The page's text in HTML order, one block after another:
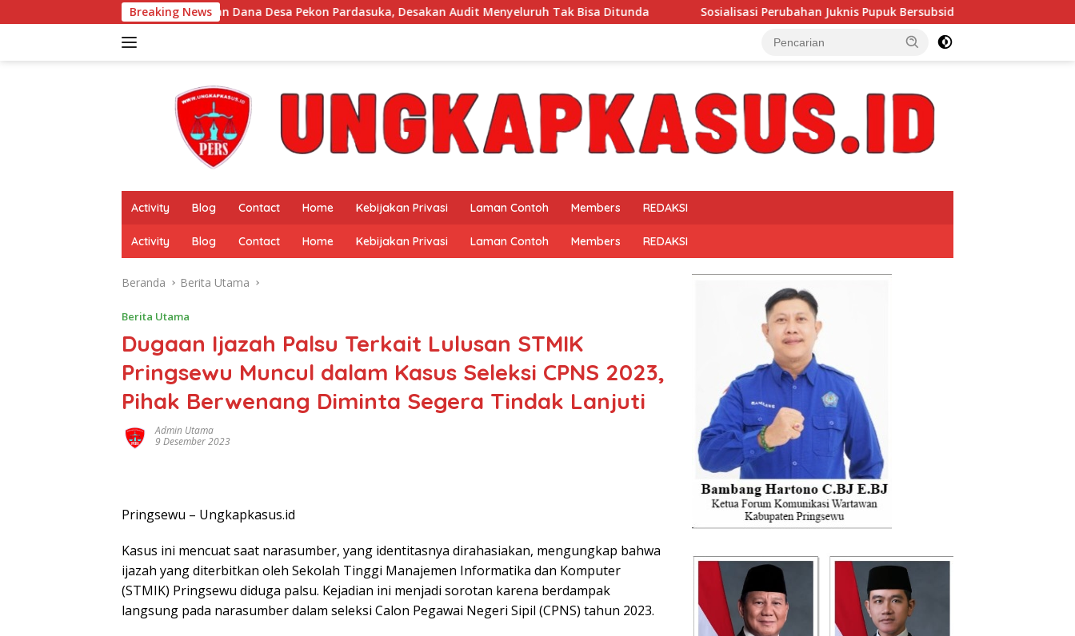
ke
Breaking News
Dana Desa Pekon Pardasuka, Desakan Audit Menyeluruh Tak Bisa Ditunda Sosialisasi Perubahan Juknis Pupuk Bersubsidi 2026 Digelar di Pesisir Barat, Perkuat
Activity Blog Contact Home Kebijakan Privasi Laman Contoh Members REDAKSI
Activity Blog Contact Home Kebijakan Privasi Laman Contoh Members REDAKSI
Beranda Berita Utama
Berita Utama
Dugaan Ijazah Palsu Terkait Lulusan STMIK
Pringsewu Muncul dalam Kasus Seleksi CPNS 2023,
Pihak Berwenang Diminta Segera Tindak Lanjuti
Admin Utama
9 Desember 2023
Pringsewu – Ungkapkasus.id
Kasus ini mencuat saat narasumber, yang identitasnya dirahasiakan, mengungkap bahwa
ijazah yang diterbitkan oleh Sekolah Tinggi Manajemen Informatika dan Komputer
(STMIK) Pringsewu diduga palsu. Kejadian ini menjadi sorotan karena berdampak
langsung pada narasumber dalam seleksi Calon Pegawai Negeri Sipil (CPNS) tahun 2023.